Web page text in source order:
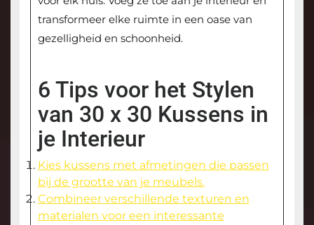
transformeer elke ruimte in een oase van
gezelligheid en schoonheid.
6 Tips voor het Stylen
van 30 x 30 Kussens in
je Interieur
Kies kussens met afmetingen die passen
bij de grootte van je meubels.
Combineer verschillende texturen en
materialen voor een interessante